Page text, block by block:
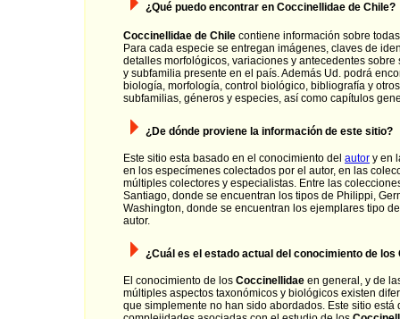
¿Qué puedo encontrar en Coccinellidae de Chile?
Coccinellidae de Chile contiene información sobre
Para cada especie se entregan imágenes, claves de
detalles morfológicos, variaciones y antecedentes
y subfamilia presente en el país. Además Ud. podrá
biología, morfología, control biológico, bibliografía y
subfamilias, géneros y especies, así como capítulos
¿De dónde proviene la información de este sitio?
Este sitio esta basado en el conocimiento del autor y en
en los especímenes colectados por el autor, en las
múltiples colectores y especialistas. Entre las
Santiago, donde se encuentran los tipos de Philippi,
Washington, donde se encuentran los ejemplares tipo
autor.
¿Cuál es el estado actual del conocimiento de los
El conocimiento de los Coccinellidae en general, y de
múltiples aspectos taxonómicos y biológicos existen
que simplemente no han sido abordados. Este sitio